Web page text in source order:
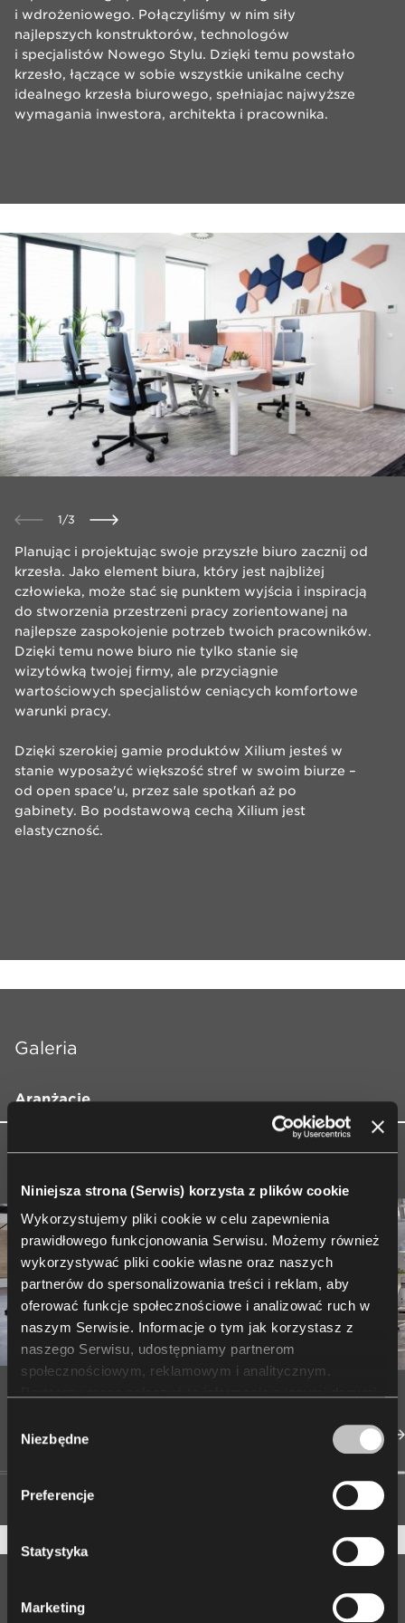
Niniejsza strona (Serwis) korzysta z plików cookie
Wykorzystujemy pliki cookie w celu zapewnienia
prawidłowego funkcjonowania Serwisu. Możemy również
wykorzystywać pliki cookie własne oraz naszych
partnerów do spersonalizowania treści i reklam, aby
oferować funkcje społecznościowe i analizować ruch w
naszym Serwisie. Informacje o tym jak korzystasz z
naszego Serwisu, udostępniamy partnerom
społecznościowym, reklamowym i analitycznym.
korzystania z ich usług. Korzystanie z plików cookie
preferencji użytkownika wymaga Twojej zgody, którą
możesz wyrazić, klikając „Zezwól na wszystkie”. Jeżeli
wybór”. Wyrażoną zgodę/zgody możesz wycofać w
każdym momencie, zmieniając wybrane ustawienia.
celach związane jest z przetwarzaniem Twoich danych
zgody
Niezbędne
Preferencje
Statystyka
Marketing
i wdrożeniowego. Połączyliśmy w nim siły
najlepszych konstruktorów, technologów
i specjalistów Nowego Stylu. Dzięki temu powstało
krzesło, łączące w sobie wszystkie unikalne cechy
idealnego krzesła biurowego, spełniajac najwyższe
wymagania inwestora, architekta i pracownika.
1/3
Planując i projektując swoje przyszłe biuro zacznij od
krzesła. Jako element biura, który jest najbliżej
człowieka, może stać się punktem wyjścia i inspiracją
do stworzenia przestrzeni pracy zorientowanej na
najlepsze zaspokojenie potrzeb twoich pracowników.
Dzięki temu nowe biuro nie tylko stanie się
wizytówką twojej firmy, ale przyciągnie
wartościowych specjalistów ceniących komfortowe
warunki pracy.
Dzięki szerokiej gamie produktów Xilium jesteś w
stanie wyposażyć większość stref w swoim biurze –
od open space'u, przez sale spotkań aż po
gabinety. Bo podstawową cechą Xilium jest
elastyczność.
Galeria
Aranżacje
Designer spotlight